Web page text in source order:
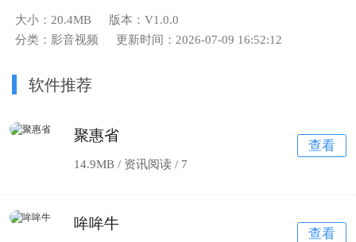
大小：20.4MB
版本：V1.0.0
分类：影音视频
更新时间：2026-07-09 16:52:12
软件推荐
聚惠省
14.9MB / 资讯阅读 / 7
查看
哞哞牛
查看